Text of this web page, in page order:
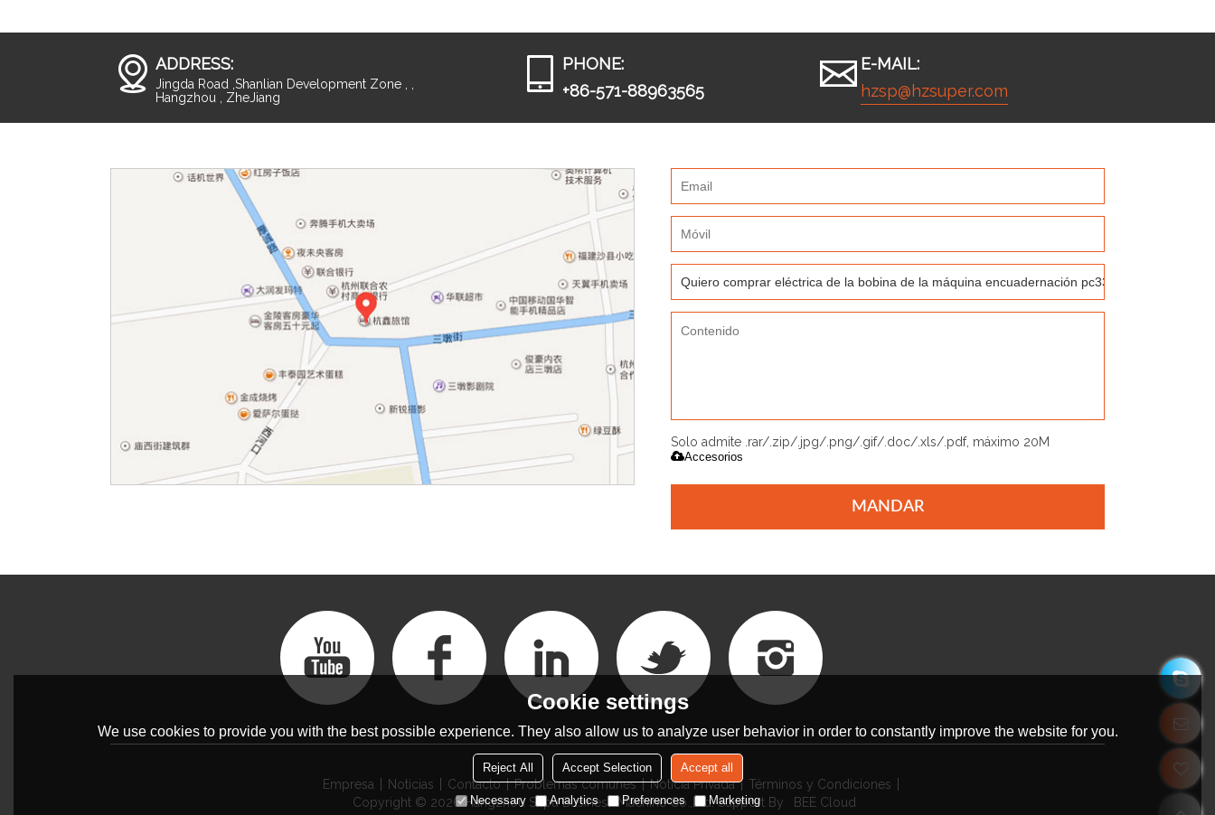
ADDRESS:
Jingda Road ,Shanlian Development Zone , ,
Hangzhou , ZheJiang
PHONE:
+86-571-88963565
E-MAIL:
hzsp@hzsuper.com
Solo admite .rar/.zip/.jpg/.png/.gif/.doc/.xls/.pdf, máximo 20M
Accesorios
MANDAR
Empresa Noticias Contacto Problemas comunes Noticia Privada
Términos y Condiciones
Copyright © 2026Hangzhou Supu Business Machine Co.,Ltd.Support By BEE Cloud
Cookie settings
We use cookies to provide you with the best possible experience. They also allow us to analyze user behavior in order to constantly improve the website for you.
Reject All Accept Selection Accept all
Necessary Analytics Preferences Marketing